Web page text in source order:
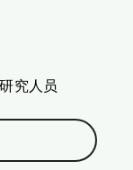
究人员